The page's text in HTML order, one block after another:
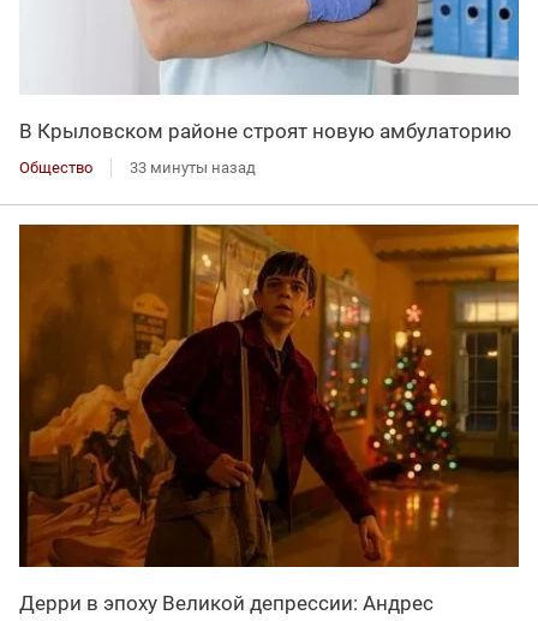
В Крыловском районе строят новую амбулаторию
Общество 33 минуты назад
Дерри в эпоху Великой депрессии: Андрес